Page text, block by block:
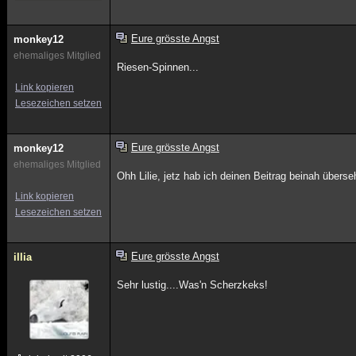
monkey12
ehemaliges Mitglied
Link kopieren
Lesezeichen setzen
Eure grösste Angst
Riesen-Spinnen...
monkey12
ehemaliges Mitglied
Link kopieren
Lesezeichen setzen
Eure grösste Angst
Ohh Lilie, jetz hab ich deinen Beitrag beinah
illia Eure grösste Angst
Sehr lustig....Was'n Scherzkeks!